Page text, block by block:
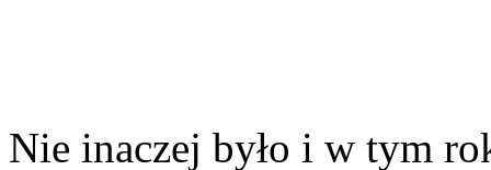
Nie inaczej było i w tym